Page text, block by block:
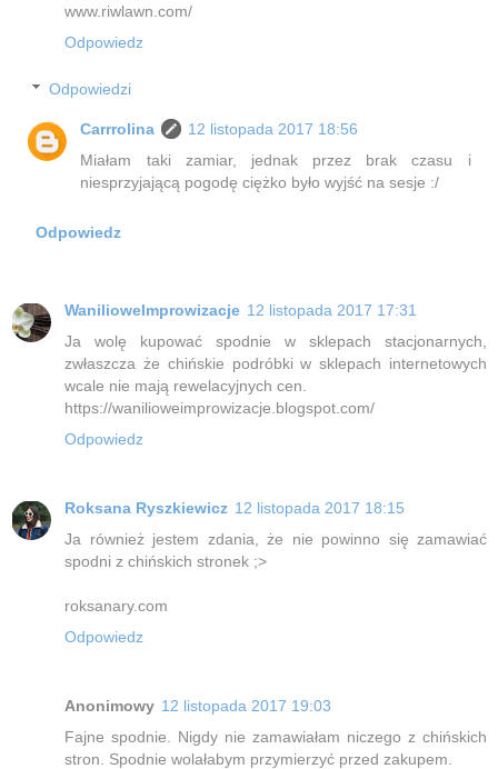
www.riwlawn.com/
Odpowiedz
Odpowiedzi
Carrrolina
12 listopada 2017 18:56
Miałam taki zamiar, jednak przez brak czasu i
niesprzyjającą pogodę ciężko było wyjść na sesje :/
Odpowiedz
WanilioweImprowizacje 12 listopada 2017 17:31
Ja wolę kupować spodnie w sklepach stacjonarnych,
zwłaszcza że chińskie podróbki w sklepach internetowych
wcale nie mają rewelacyjnych cen.
https://wanilioweimprowizacje.blogspot.com/
Odpowiedz
Roksana Ryszkiewicz 12 listopada 2017 18:15
Ja również jestem zdania, że nie powinno się zamawiać
spodni z chińskich stronek ;>
roksanary.com
Odpowiedz
Anonimowy 12 listopada 2017 19:03
Fajne spodnie. Nigdy nie zamawiałam niczego z chińskich
stron. Spodnie wolałabym przymierzyć przed zakupem.